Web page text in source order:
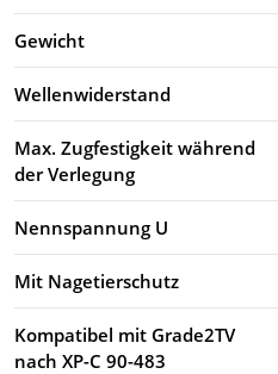
Gewicht
Wellenwiderstand
Max. Zugfestigkeit während
der Verlegung
Nennspannung U
Mit Nagetierschutz
Kompatibel mit Grade2TV
nach XP-C 90-483